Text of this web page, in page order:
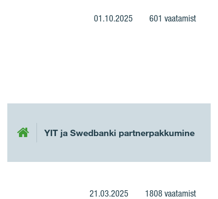
01.10.2025 601 vaatamist
YIT ja Swedbanki partnerpakkumine
21.03.2025 1808 vaatamist